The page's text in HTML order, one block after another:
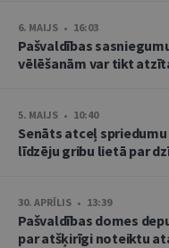
6. MAIJS • 16:03
Pašvaldības
vēlēšanām var tikt
5. MAIJS • 10:40
Senāts atceļ
līdzēju gribu lietā par
30. APRĪLIS • 13:39
Pašvaldības domes
par atšķirīgi noteiktu